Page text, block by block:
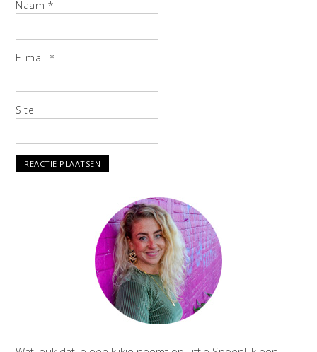
Naam *
E-mail *
Site